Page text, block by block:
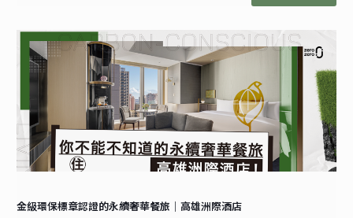
金級環保標章認證的永續奢華餐旅｜高雄洲際酒店